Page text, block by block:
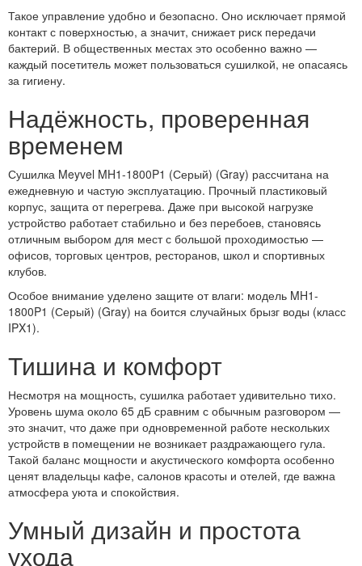
Такое управление удобно и безопасно. Оно исключает прямой
контакт с поверхностью, а значит, снижает риск передачи
бактерий. В общественных местах это особенно важно —
каждый посетитель может пользоваться сушилкой, не опасаясь
за гигиену.
Надёжность, проверенная
временем
Сушилка Meyvel MH1-1800P1 (Серый) (Gray) рассчитана на
ежедневную и частую эксплуатацию. Прочный пластиковый
корпус, защита от перегрева. Даже при высокой нагрузке
устройство работает стабильно и без перебоев, становясь
отличным выбором для мест с большой проходимостью —
офисов, торговых центров, ресторанов, школ и спортивных
клубов.
Особое внимание уделено защите от влаги: модель MH1-
1800P1 (Серый) (Gray) на боится случайных брызг воды (класс
IPX1).
Тишина и комфорт
Несмотря на мощность, сушилка работает удивительно тихо.
Уровень шума около 65 дБ сравним с обычным разговором —
это значит, что даже при одновременной работе нескольких
устройств в помещении не возникает раздражающего гула.
Такой баланс мощности и акустического комфорта особенно
ценят владельцы кафе, салонов красоты и отелей, где важна
атмосфера уюта и спокойствия.
Умный дизайн и простота
ухода